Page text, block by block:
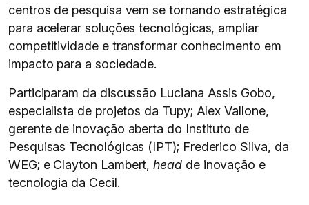
centros de pesquisa vem se tornando estratégica
para acelerar soluções tecnológicas, ampliar
competitividade e transformar conhecimento em
impacto para a sociedade.
Participaram da discussão Luciana Assis Gobo,
especialista de projetos da Tupy; Alex Vallone,
gerente de inovação aberta do Instituto de
Pesquisas Tecnológicas (IPT); Frederico Silva, da
WEG; e Clayton Lambert,head de inovação e
tecnologia da Cecil.